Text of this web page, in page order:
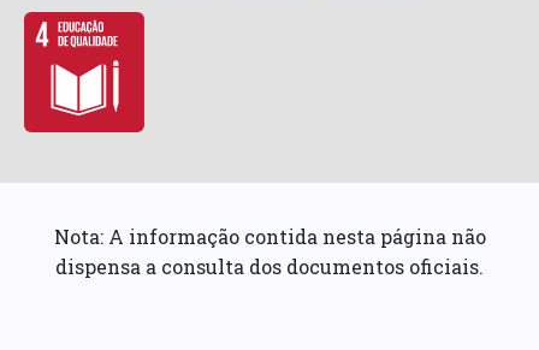
Nota: A informação contida nesta página não
dispensa a consulta dos documentos oficiais.